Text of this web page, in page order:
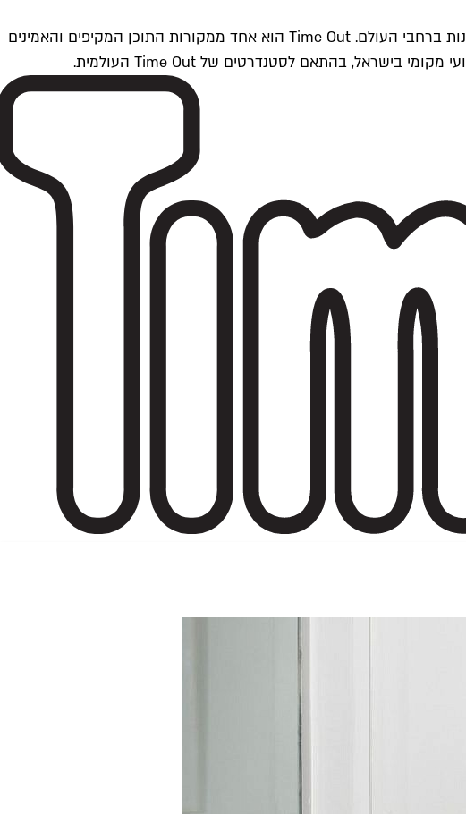
Time Outתל אביב הוא חלק מרשת Time Out Global — רשת מדיה בינלאומית הפועלת ב-360 ערים מרכזיות וב-60 מדינות ברחבי העולם. Time Out הוא אחד ממקורות התוכן המקיפים והאמינים